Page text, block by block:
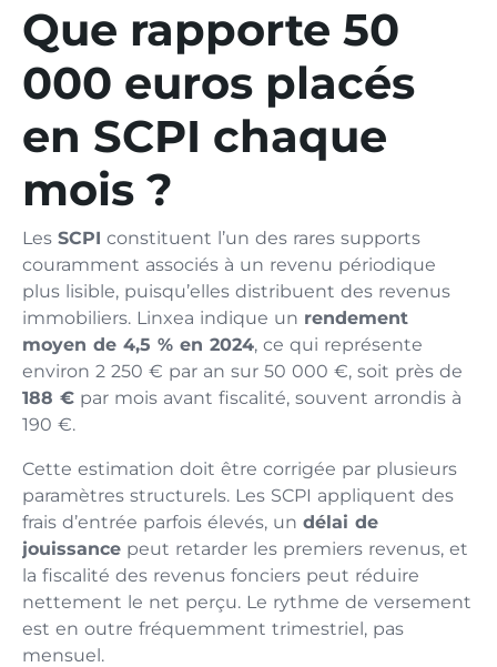
Que rapporte 50
000 euros placés
en SCPI chaque
mois ?
Les SCPI constituent l’un des rares supports
couramment associés à un revenu périodique
plus lisible, puisqu’elles distribuent des revenus
immobiliers. Linxea indique un rendement
moyen de 4,5 % en 2024, ce qui représente
environ 2 250 € par an sur 50 000 €, soit près de
188 € par mois avant fiscalité, souvent arrondis à
190 €.
Cette estimation doit être corrigée par plusieurs
paramètres structurels. Les SCPI appliquent des
frais d’entrée parfois élevés, un délai de
jouissance peut retarder les premiers revenus, et
la fiscalité des revenus fonciers peut réduire
nettement le net perçu. Le rythme de versement
est en outre fréquemment trimestriel, pas
mensuel.